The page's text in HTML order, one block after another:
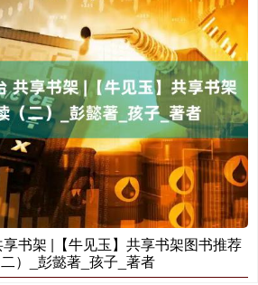
书架 |【牛见玉】共享书架图书推荐
）_彭懿著_孩子_著者